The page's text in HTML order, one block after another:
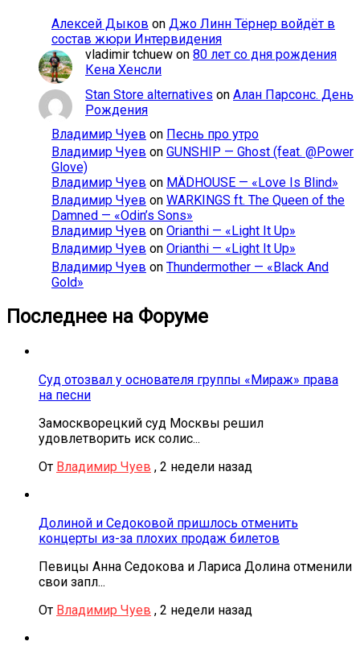
Алексей Дыков on Джо Линн Тёрнер войдёт в
состав жюри Интервидения
vladimir tchuew on 80 лет со дня рождения
Кена Хенсли
Stan Store alternatives on Алан Парсонс. День
Рождения
Владимир Чуев on Песнь про утро
Владимир Чуев on GUNSHIP — Ghost (feat. @Power
Glove)
Владимир Чуев on MÄDHOUSE — «Love Is Blind»
Владимир Чуев on WARKINGS ft. The Queen of the
Damned — «Odin’s Sons»
Владимир Чуев on Orianthi — «Light It Up»
Владимир Чуев on Orianthi — «Light It Up»
Владимир Чуев on Thundermother — «Black And
Gold»
Последнее на Форуме
Суд отозвал у основателя группы «Мираж» права
на песни
Замоскворецкий суд Москвы решил
удовлетворить иск солис...
От Владимир Чуев , 2 недели назад
Долиной и Седоковой пришлось отменить
концерты из-за плохих продаж билетов
Певицы Анна Седокова и Лариса Долина отменили
свои запл...
От Владимир Чуев , 2 недели назад